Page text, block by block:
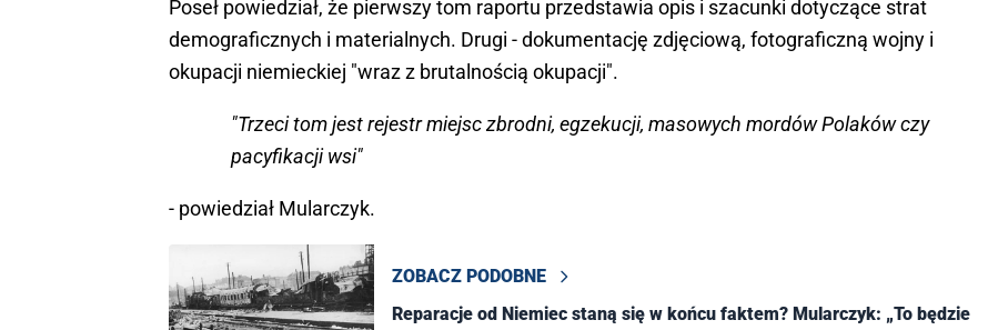
Poseł powiedział, że pierwszy tom raportu przedstawia opis i szacunki dotyczące strat
demograficznych i materialnych. Drugi - dokumentację zdjęciową, fotograficzną wojny i
okupacji niemieckiej "wraz z brutalnością okupacji".
"Trzeci tom jest rejestr miejsc zbrodni, egzekucji, masowych mordów Polaków czy
pacyfikacji wsi"
- powiedział Mularczyk.
ZOBACZ PODOBNE
Reparacje od Niemiec staną się w końcu faktem? Mularczyk: „To będzie